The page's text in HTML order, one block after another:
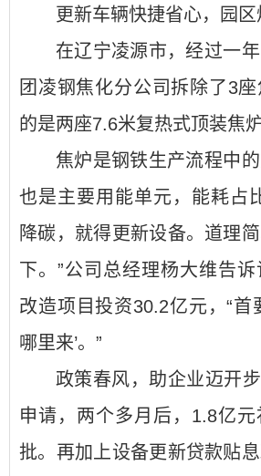
更新车辆快捷省心，园区
在辽宁凌源市，经过一
团凌钢焦化分公司拆除了3
的是两座7.6米复热式顶装焦炉
焦炉是钢铁生产流程中的
也是主要用能单元，能耗占
降碳，就得更新设备。道理
下。”公司总经理杨大维告
改造项目投资30.2亿元，“首
哪里来’。”
政策春风，助企业迈开
申请，两个多月后，1.8亿
批。再加上设备更新贷款贴